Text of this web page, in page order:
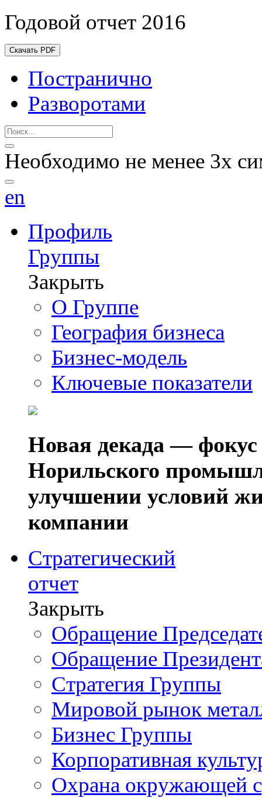
Годовой отчет 2016
Скачать PDF
Постранично
Разворотами
Необходимо не менее 3х
en
Профиль
Группы
Закрыть
О Группе
География бизнеса
Бизнес-модель
Ключевые показатели
Новая декада — фокус
Норильского
улучшении условий
компании
Стратегический
отчет
Закрыть
Обращение
Обращение
Стратегия Группы
Мировой рынок
Бизнес Группы
Корпоративная
Охрана окружающей